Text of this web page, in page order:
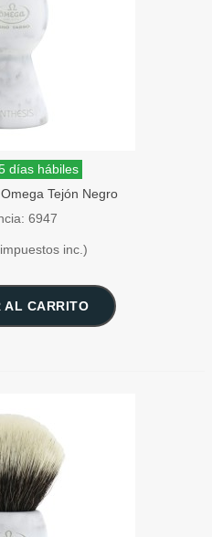
días hábiles
Tejón Negro
6947
inc.)
AL CARRITO